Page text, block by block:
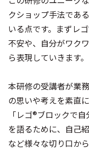
クショップ手法であ
いる点です。まずレ
不安や、自分がワク
ら表現していきます。
本研修の受講者が業
の思いや考えを素直
「レゴ®ブロックで
を語るために、自己
など様々な切り口か